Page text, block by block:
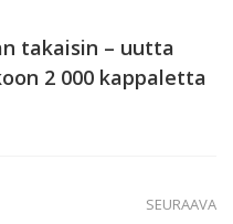
takaisin – uutta
2 000 kappaletta
SEURAAVA